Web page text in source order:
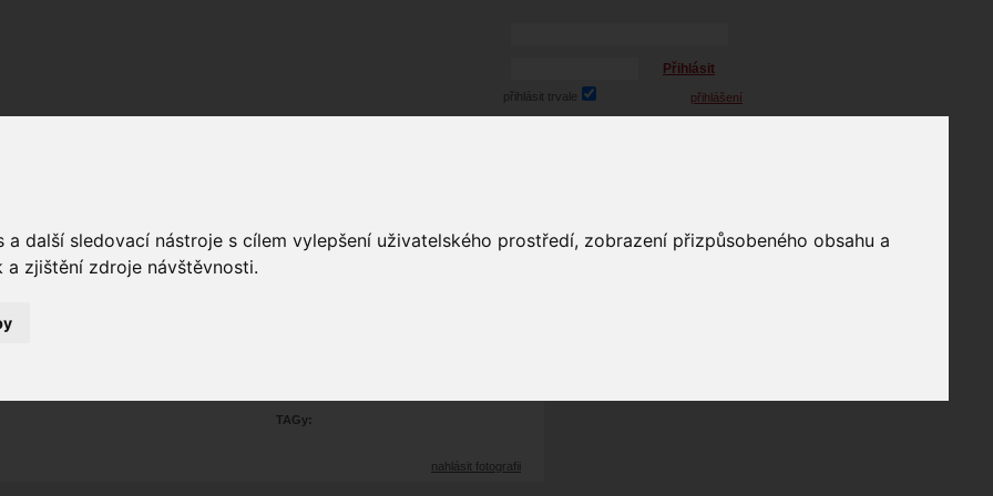
další sledovací nástroje s cílem vylepšení uživatelského prostředí, zobrazení přizpůsobeného obsahu a
zjištění zdroje návštěvnosti.
Přihlásit
přihlásit trvale
přihlášení
TAGy:
nahlásit fotografii